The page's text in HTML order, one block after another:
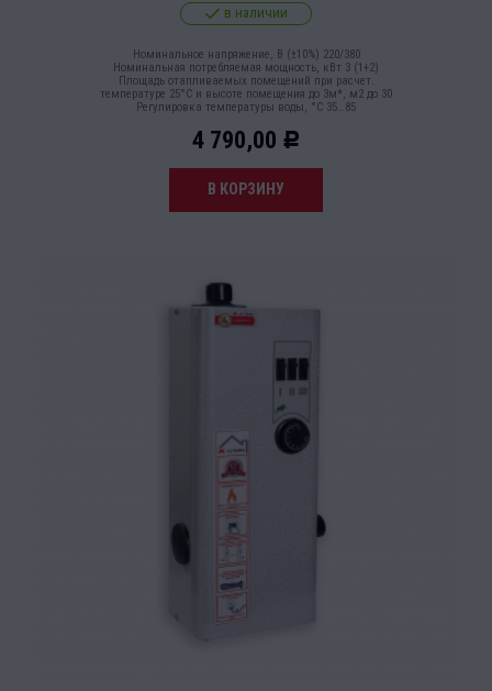
в наличии
Номинальное напряжение, В (±10%) 220/380
Номинальная потребляемая мощность, кВт 3 (1+2)
Площадь отапливаемых помещений при расчет.
температуре 25°С и высоте помещения до 3м*, м2 до 30
Регулировка температуры воды, °С 35…85
4 790,00 Р
В КОРЗИНУ